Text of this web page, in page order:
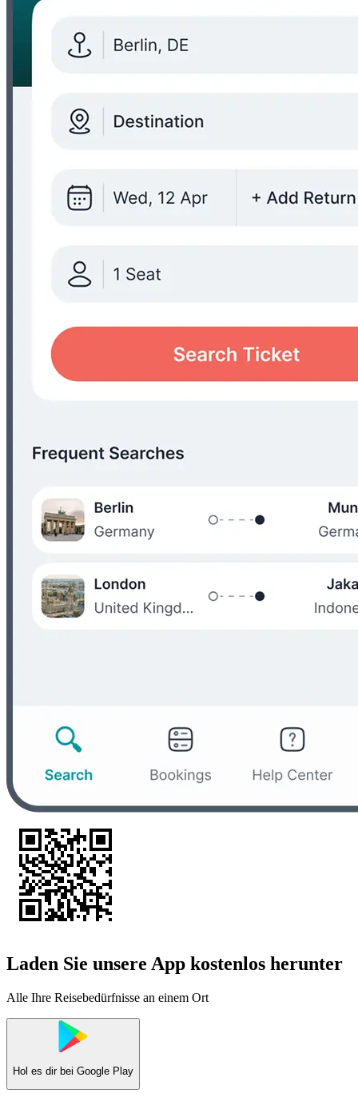
Laden Sie unsere App kostenlos herunter
Alle Ihre Reisebedürfnisse an einem Ort
Hol es dir bei Google Play